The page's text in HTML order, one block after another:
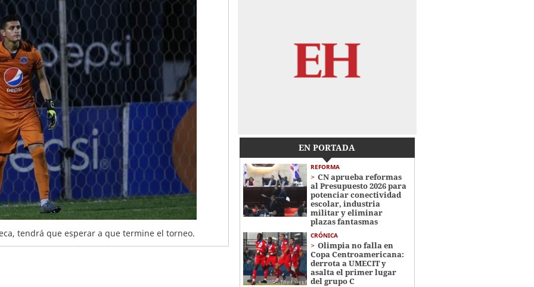
tendrá que esperar a que termine el torneo.
EN PORTADA
REFORMA
CN aprueba reformas
al Presupuesto 2026 para
potenciar conectividad
escolar, industria
militar y eliminar
plazas fantasmas
CRÓNICA
Olimpia no falla en
Copa Centroamericana:
derrota a UMECIT y
asalta el primer lugar
del grupo C